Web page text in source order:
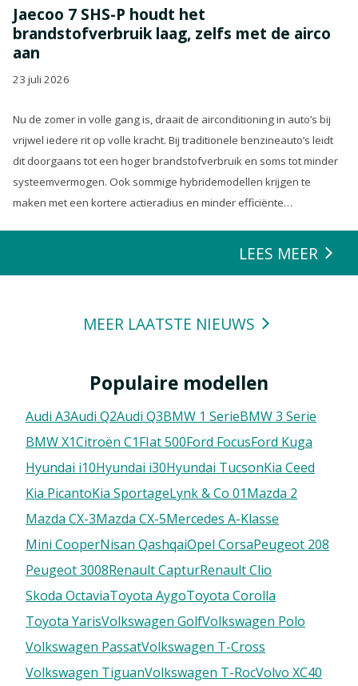
Jaecoo 7 SHS-P houdt het
brandstofverbruik laag, zelfs met de airco
aan
23 juli 2026
Nu de zomer in volle gang is, draait de airconditioning in auto’s bij
vrijwel iedere rit op volle kracht. Bij traditionele benzineauto’s leidt
dit doorgaans tot een hoger brandstofverbruik en soms tot minder
systeemvermogen. Ook sommige hybridemodellen krijgen te
maken met een kortere actieradius en minder efficiënte
LEES MEER
MEER LAATSTE NIEUWS
Populaire modellen
Audi A3Audi Q2Audi Q3BMW 1 SerieBMW 3 Serie
BMW X1Citroën C1FIat 500Ford FocusFord Kuga
Hyundai i10Hyundai i30Hyundai TucsonKia Ceed
Kia PicantoKia SportageLynk & Co 01Mazda 2
Mazda CX-3Mazda CX-5Mercedes A-Klasse
Mini CooperNisan QashqaiOpel CorsaPeugeot 208
Peugeot 3008Renault CapturRenault Clio
Skoda OctaviaToyota AygoToyota Corolla
Toyota YarisVolkswagen GolfVolkswagen Polo
Volkswagen PassatVolkswagen T-Cross
Volkswagen TiguanVolkswagen T-RocVolvo XC40